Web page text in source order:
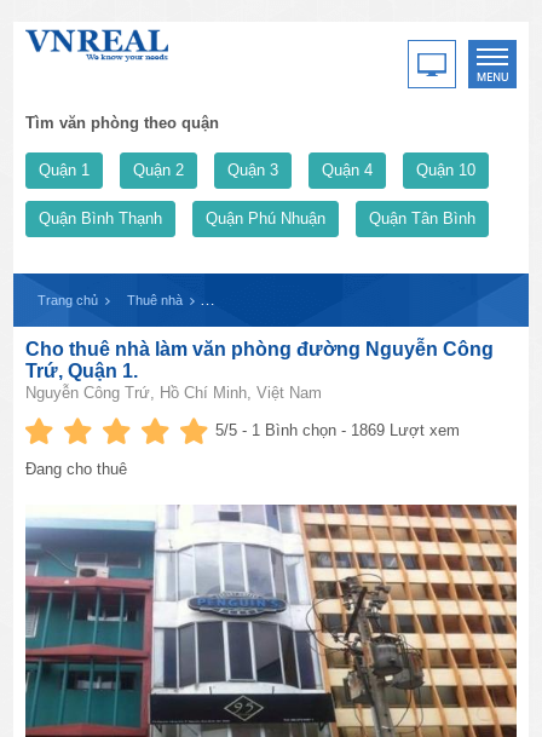
Tìm văn phòng theo quận
Quận 1 Quận 2 Quận 3 Quận 4 Quận 10
Quận Bình Thạnh Quận Phú Nhuận Quận Tân Bình
Trang chủ Thuê nhà
Cho thuê nhà làm văn phòng đường Nguyễn Công
Trứ, Quận 1.
Nguyễn Công Trứ, Hồ Chí Minh, Việt Nam
5/5 - 1 Bình chọn - 1869 Lượt xem
Đang cho thuê